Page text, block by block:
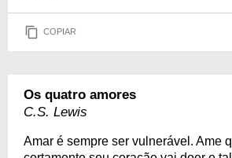
COPIAR
Os quatro amores
C.S. Lewis
Amar é sempre ser vulnerável. Ame